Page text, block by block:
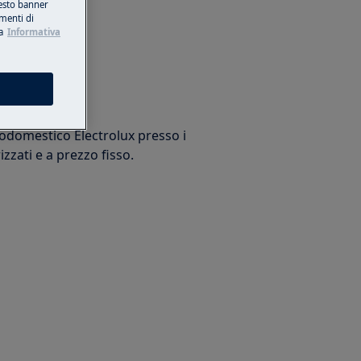
Electrolux presso i
e a prezzo fisso.
banner
di
Informativa